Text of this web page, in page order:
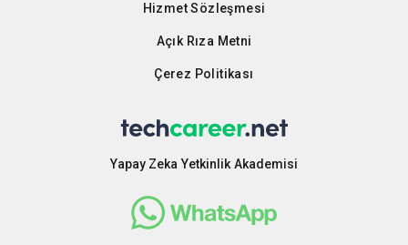
Hizmet Sözleşmesi
Açık Rıza Metni
Çerez Politikası
Yapay Zeka Yetkinlik Akademisi